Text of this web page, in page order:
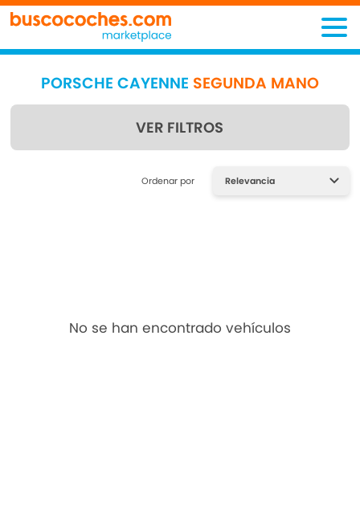
PORSCHE CAYENNE SEGUNDA MANO
VER FILTROS
Encuentra lo que estás
Ordenar por
No se han encontrado vehículos